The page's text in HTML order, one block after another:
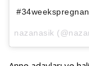
nazanasik